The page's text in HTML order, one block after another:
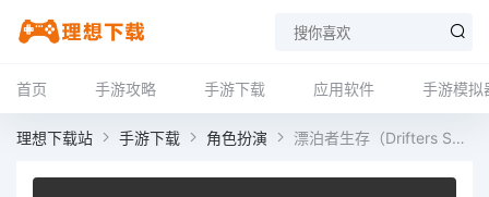
首页 手游攻略 手游下载 应用软件 手游模拟
理想下载站 手游下载 角色扮演 漂泊者生存（Drifters Survive）